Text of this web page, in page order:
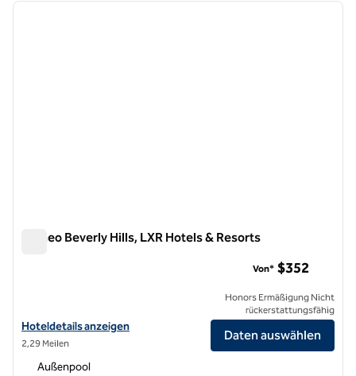
1 von 11
Cameo Beverly Hills, LXR Hotels & Resorts
Hoteldetails für Cameo Beverly Hills, LXR Hotels & Resorts anzeigen
Hoteldetails anzeigen
2,29 Meilen
Von* $352
Honors Ermäßigung Nicht
rückerstattungsfähig
Daten auswählen
Außenpool